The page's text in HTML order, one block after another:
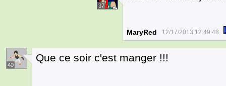
37
MaryRed 12/17/2013 12:49:48
40
Que ce soir c'est manger !!!